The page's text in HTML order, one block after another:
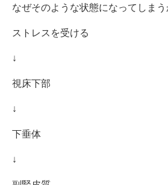
なぜそのような状態になってしまう
ストレスを受ける
↓
視床下部
↓
下垂体
↓